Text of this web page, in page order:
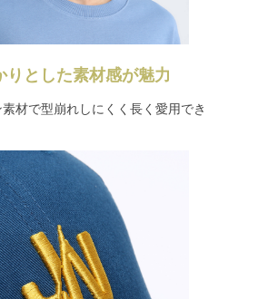
りとした素材感が魅力
材で型崩れしにくく長く愛用でき